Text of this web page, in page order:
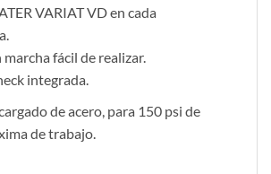
VARIAT VD en cada
marcha fácil de realizar.
integrada.
de acero, para 150 psi de
de trabajo.